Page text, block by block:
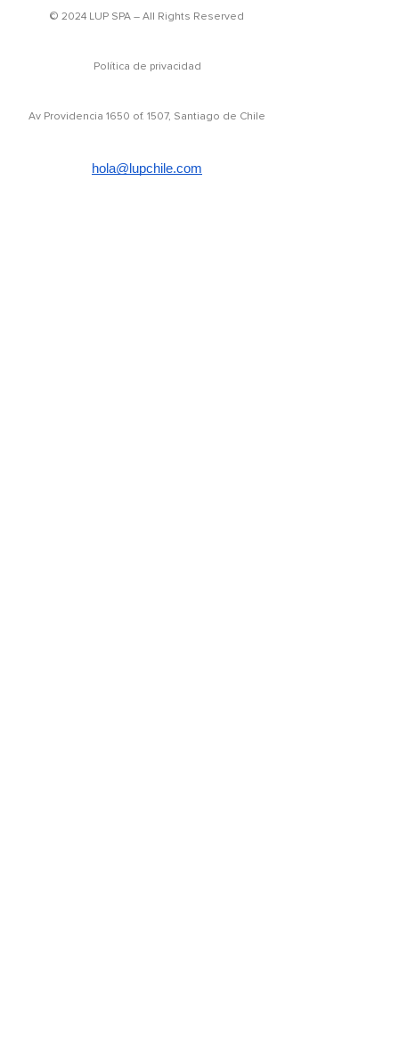
© 2024 LUP SPA – All Rights Reserved
Política de privacidad
Av Providencia 1650 of. 1507, Santiago de Chile
hola@lupchile.com